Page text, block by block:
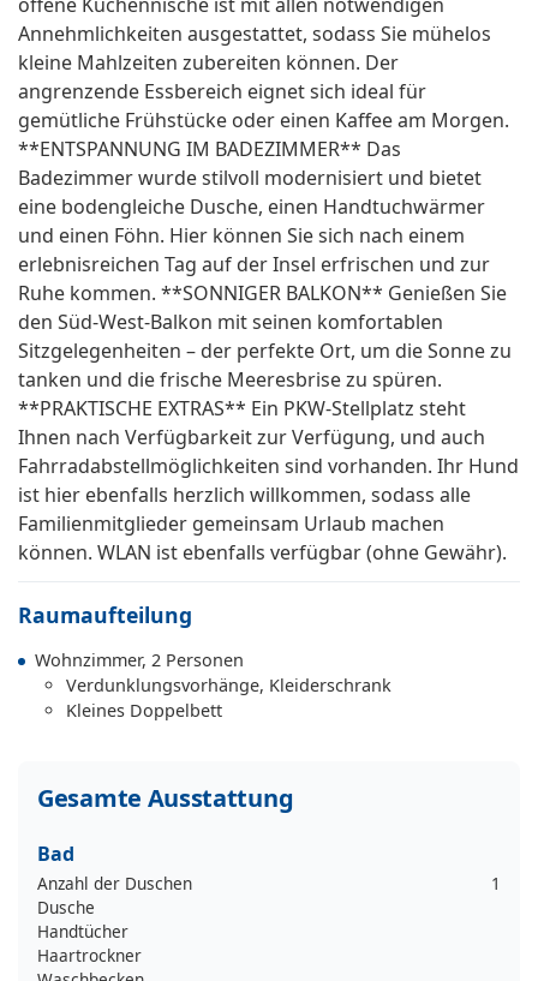
Annehmlichkeiten ausgestattet, sodass Sie mühelos
kleine Mahlzeiten zubereiten können. Der
angrenzende Essbereich eignet sich ideal für
gemütliche Frühstücke oder einen Kaffee am Morgen.
**ENTSPANNUNG IM BADEZIMMER** Das
Badezimmer wurde stilvoll modernisiert und bietet
eine bodengleiche Dusche, einen Handtuchwärmer
und einen Föhn. Hier können Sie sich nach einem
erlebnisreichen Tag auf der Insel erfrischen und zur
Ruhe kommen. **SONNIGER BALKON** Genießen Sie
den Süd-West-Balkon mit seinen komfortablen
Sitzgelegenheiten – der perfekte Ort, um die Sonne zu
tanken und die frische Meeresbrise zu spüren.
**PRAKTISCHE EXTRAS** Ein PKW-Stellplatz steht
Ihnen nach Verfügbarkeit zur Verfügung, und auch
Fahrradabstellmöglichkeiten sind vorhanden. Ihr Hund
ist hier ebenfalls herzlich willkommen, sodass alle
Familienmitglieder gemeinsam Urlaub machen
können. WLAN ist ebenfalls verfügbar (ohne Gewähr).
Raumaufteilung
Wohnzimmer, 2 Personen
Verdunklungsvorhänge, Kleiderschrank
Kleines Doppelbett
Gesamte Ausstattung
Bad
Anzahl der Duschen
1
Dusche
Handtücher
Haartrockner